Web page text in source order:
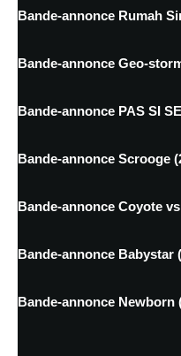
Bande-annonce Rumah
Bande-annonce Geo-
Bande-annonce PAS SI
Bande-annonce Scrooge
Bande-annonce Coyote
Bande-annonce Babystar
Bande-annonce Newborn